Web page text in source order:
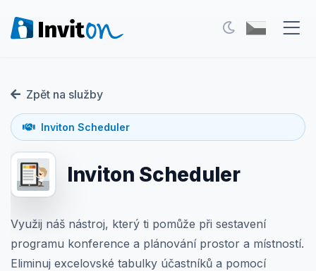
Naše služby
Blog
Akce
FAQ
Kontakt
Přepnout na tmavý režim
Zpět na služby
Inviton Scheduler
Inviton Scheduler
Využij náš nástroj, který ti pomůže při sestavení
programu konference a plánování prostor a místností.
Eliminuj excelovské tabulky účastníků a pomocí